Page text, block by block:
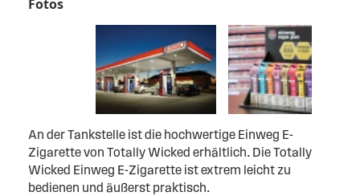
Fotos
An der Tankstelle ist die hochwertige Einweg E-
Zigarette von Totally Wicked erhältlich. Die Totally
Wicked Einweg E-Zigarette ist extrem leicht zu
bedienen und äußerst praktisch.